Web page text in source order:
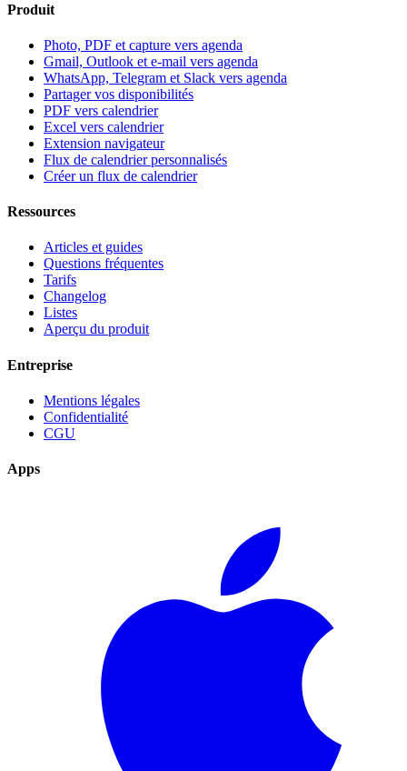
Produit
Photo, PDF et capture vers agenda
Gmail, Outlook et e-mail vers agenda
WhatsApp, Telegram et Slack vers agenda
Partager vos disponibilités
PDF vers calendrier
Excel vers calendrier
Extension navigateur
Flux de calendrier personnalisés
Créer un flux de calendrier
Ressources
Articles et guides
Questions fréquentes
Tarifs
Changelog
Listes
Aperçu du produit
Entreprise
Mentions légales
Confidentialité
CGU
Apps